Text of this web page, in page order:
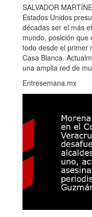
SALVADOR
Estados Unidos
décadas ser el más
mundo, posición
todo desde el primer
Casa Blanca.
una amplia red de
Entresemana.mx